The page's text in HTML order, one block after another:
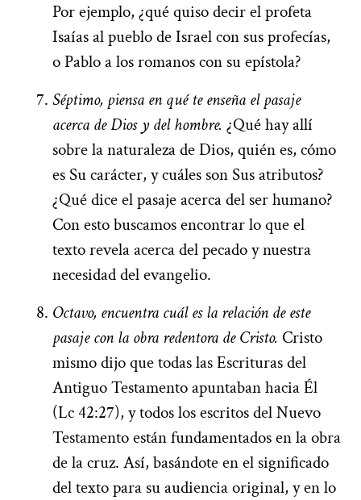
Por ejemplo, ¿qué quiso decir el profeta
Isaías al pueblo de Israel con sus profecías,
o Pablo a los romanos con su epístola?
Séptimo, piensa en qué te enseña el pasaje
acerca de Dios y del hombre. ¿Qué hay allí
sobre la naturaleza de Dios, quién es, cómo
es Su carácter, y cuáles son Sus atributos?
¿Qué dice el pasaje acerca del ser humano?
Con esto buscamos encontrar lo que el
texto revela acerca del pecado y nuestra
necesidad del evangelio.
Octavo, encuentra cuál es la relación de este
pasaje con la obra redentora de Cristo. Cristo
mismo dijo que todas las Escrituras del
Antiguo Testamento apuntaban hacia Él
(Lc 42:27), y todos los escritos del Nuevo
Testamento están fundamentados en la obra
de la cruz. Así, basándote en el significado
del texto para su audiencia original, y en lo